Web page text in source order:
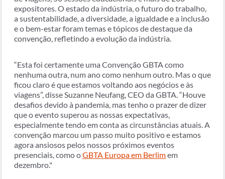
expositores. O estado da indústria, o futuro do trabalho,
a sustentabilidade, a diversidade, a igualdade e a inclusão
e o bem-estar foram temas e tópicos de destaque da
convenção, refletindo a evolução da indústria.
“Esta foi certamente uma Convenção GBTA como
nenhuma outra, num ano como nenhum outro. Mas o que
ficou claro é que estamos voltando aos negócios e às
viagens”, disse Suzanne Neufang, CEO da GBTA. “Houve
desafios devido à pandemia, mas tenho o prazer de dizer
que o evento superou as nossas expectativas,
especialmente tendo em conta as circunstâncias atuais. A
convenção marcou um passo muito positivo e estamos
agora ansiosos pelos nossos próximos eventos
presenciais, como oGBTA Europa em Berlimem
dezembro."